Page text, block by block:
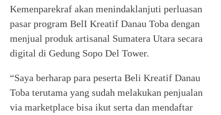
Kemenparekraf akan menindaklanjuti perluasan
pasar program BelI Kreatif Danau Toba dengan
menjual produk artisanal Sumatera Utara secara
digital di Gedung Sopo Del Tower.
“Saya berharap para peserta Beli Kreatif Danau
Toba terutama yang sudah melakukan penjualan
via marketplace bisa ikut serta dan mendaftar